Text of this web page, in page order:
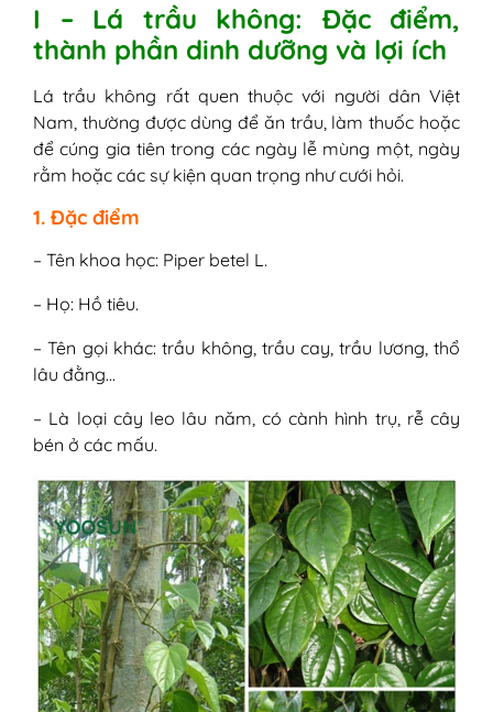
5. Hiệu ứng làm mát
III - 4 cách trị hăm bằng lá trầu không trị
hăm hiệu quả - an toàn
1. Đắp lá trầu không
2. Rửa nước lá trầu không
3. Tắm lá trầu không
4. Kết hợp với nguyên liệu khác
IV - Lưu ý quan trọng khi sử dụng lá trầu
không chữa hăm
1. Sử dụng lá trầu không tươi
4. Sử dụng điều độ
5. Không dùng khi da có mủ, sưng
6. Tham khảo ý kiến bác sĩ
7. Lưu ý khác
trầu không
I – Lá trầu không: Đặc điểm,
thành phần dinh dưỡng và lợi ích
Lá trầu không rất quen thuộc với người dân Việt
Nam, thường được dùng để ăn trầu, làm thuốc hoặc
để cúng gia tiên trong các ngày lễ mùng một, ngày
rằm hoặc các sự kiện quan trọng như cưới hỏi.
1. Đặc điểm
– Tên khoa học: Piper betel L.
– Họ: Hồ tiêu.
– Tên gọi khác: trầu không, trầu cay, trầu lương, thổ
lâu đằng…
– Là loại cây leo lâu năm, có cành hình trụ, rễ cây
bén ở các mấu.